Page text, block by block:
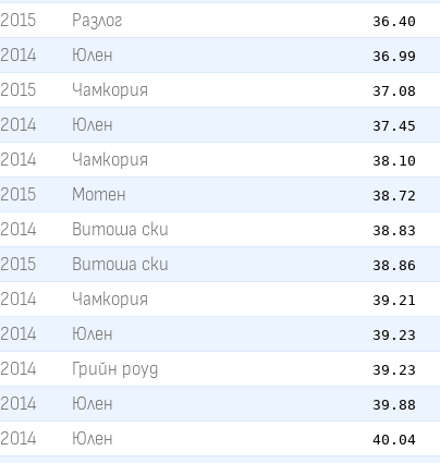
2015 Разлог 36.40
2014 Юлен 36.99
2015 Чамкория 37.08
2014 Юлен 37.45
2014 Чамкория 38.10
2015 Мотен 38.72
2014 Витоша ски 38.83
2015 Витоша ски 38.86
2014 Чамкория 39.21
2014 Юлен 39.23
2014 Грийн роуд 39.23
2014 Юлен 39.88
2014 Юлен 40.04